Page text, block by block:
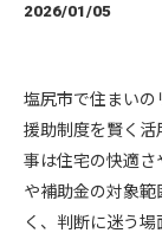
2026/01/05
塩尻市で住まいの
援助制度を賢く活
事は住宅の快適さ
や補助金の対象
く、判断に迷う